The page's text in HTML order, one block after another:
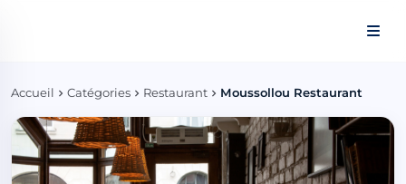
Accueil Catégories Restaurant Moussollou Restaurant